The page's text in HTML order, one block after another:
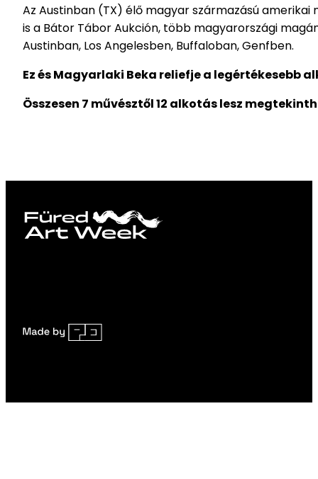
Az Austinban (TX) élő magyar származású
is a Bátor Tábor Aukción, több magyarországi
Austinban, Los Angelesben, Buffaloban, Genfben.
Ez és Magyarlaki Beka reliefje a legértékesebb
Összesen 7 művésztől 12 alkotás lesz